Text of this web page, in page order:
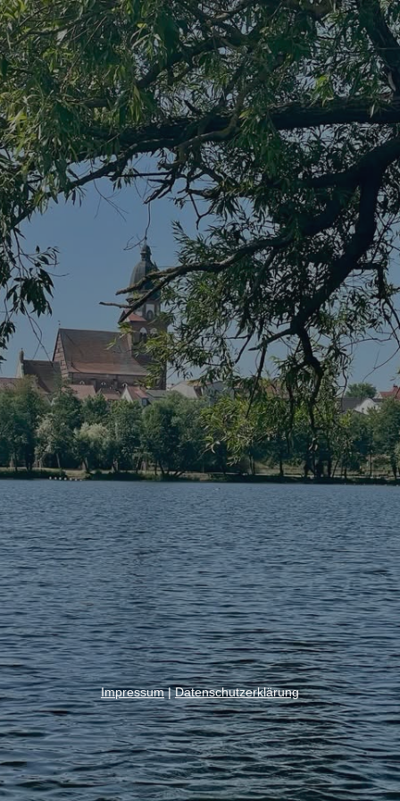
Impressum|Datenschutzerklärung